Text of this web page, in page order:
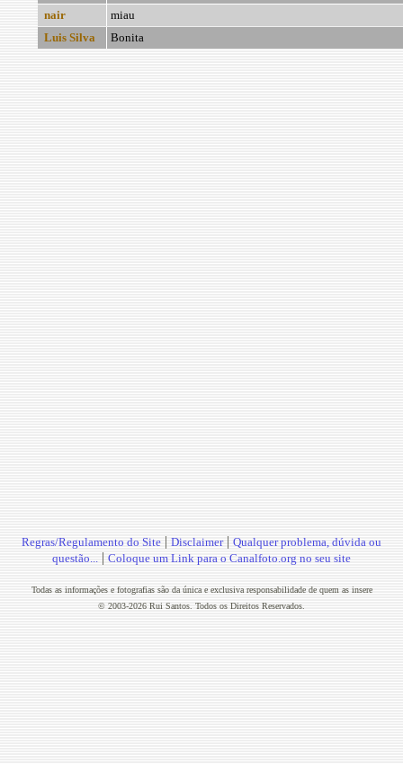
nair
miau
Luis Silva
Bonita
Regras/Regulamento do Site | Disclaimer| Qualquer problema, dúvida ou
questão... | Coloque um Link para o Canalfoto.org no seu site
Todas as informações e fotografias são da única e exclusiva responsabilidade de quem as insere
© 2003-2026 Rui Santos. Todos os Direitos Reservados.